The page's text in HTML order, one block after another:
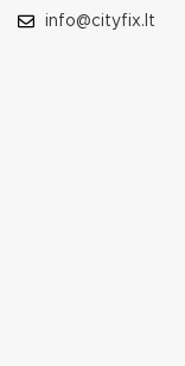
info@cityfix.lt